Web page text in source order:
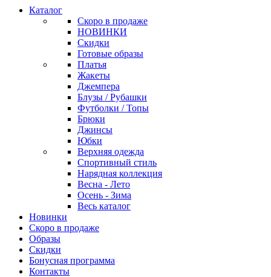
Каталог
Скоро в продаже
НОВИНКИ
Скидки
Готовые образы
Платья
Жакеты
Джемпера
Блузы / Рубашки
Футболки / Топы
Брюки
Джинсы
Юбки
Верхняя одежда
Спортивный стиль
Нарядная коллекция
Весна - Лето
Осень - Зима
Весь каталог
Новинки
Скоро в продаже
Образы
Скидки
Бонусная программа
Контакты